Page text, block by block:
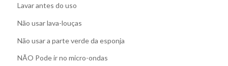
Lavar antes do uso
Não usar lava-louças
Não usar a parte verde da esponja
NÃO Pode ir no micro-ondas